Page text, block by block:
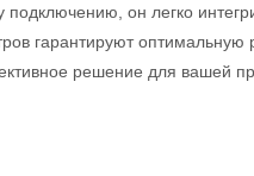
подключению, он легко
гарантируют
решение для вашей